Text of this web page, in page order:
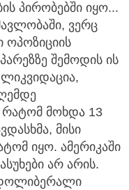
პირობებში იყო...
ვერც
ოპოზიციის
შემოდის ის
რატომ მოხდა 13
მისი
იყო. ამერიკაში
არ არის.